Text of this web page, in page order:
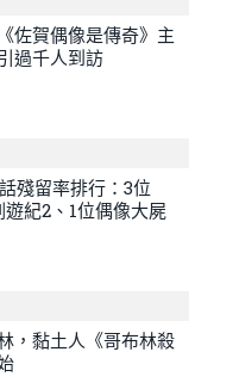
佐賀偶像是傳奇》主
過千人到訪
殘留率排行：3位
紀2、1位偶像大屍
，黏土人《哥布林殺